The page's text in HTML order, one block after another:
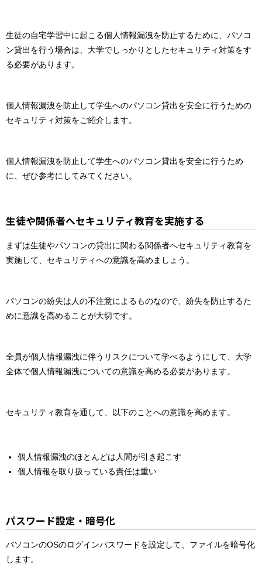
生徒の自宅学習中に起こる個人情報漏洩を防止するために、パソコ
ン貸出を行う場合は、大学でしっかりとしたセキュリティ対策をす
る必要があります。
個人情報漏洩を防止して学生へのパソコン貸出を安全に行うための
セキュリティ対策をご紹介します。
個人情報漏洩を防止して学生へのパソコン貸出を安全に行うため
に、ぜひ参考にしてみてください。
生徒や関係者へセキュリティ教育を実施する
まずは生徒やパソコンの貸出に関わる関係者へセキュリティ教育を
実施して、セキュリティへの意識を高めましょう。
パソコンの紛失は人の不注意によるものなので、紛失を防止するた
めに意識を高めることが大切です。
全員が個人情報漏洩に伴うリスクについて学べるようにして、大学
全体で個人情報漏洩についての意識を高める必要があります。
セキュリティ教育を通して、以下のことへの意識を高めます。
個人情報漏洩のほとんどは人間が引き起こす
個人情報を取り扱っている責任は重い
パスワード設定・暗号化
パソコンのOSのログインパスワードを設定して、ファイルを暗号化
します。